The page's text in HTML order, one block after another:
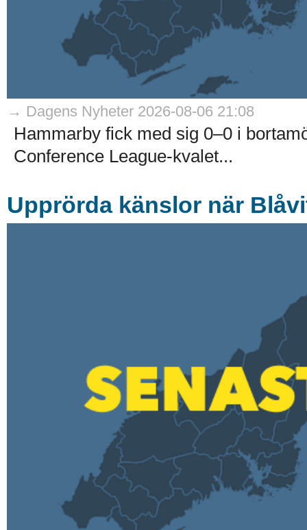
→ Dagens Nyheter 2026-08-06 21:08
Hammarby fick med sig 0–0 i
Conference League-kvalet...
Upprörda känslor när